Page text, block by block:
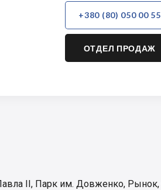
+380 (80) 050 00 55
ОТДЕЛ ПРОДАЖ
II, Парк им. Довженко, Рынок,